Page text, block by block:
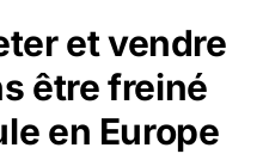
et vendre
être freiné
en Europe